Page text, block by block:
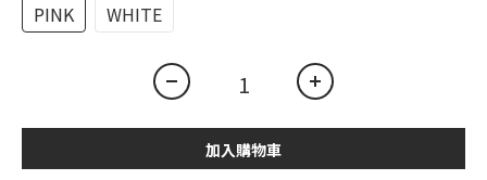
PINK WHITE
加入購物車